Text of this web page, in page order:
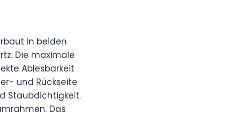
in beiden
Die maximale
Ablesbarkeit
und Rückseite
Staubdichtigkeit.
Das